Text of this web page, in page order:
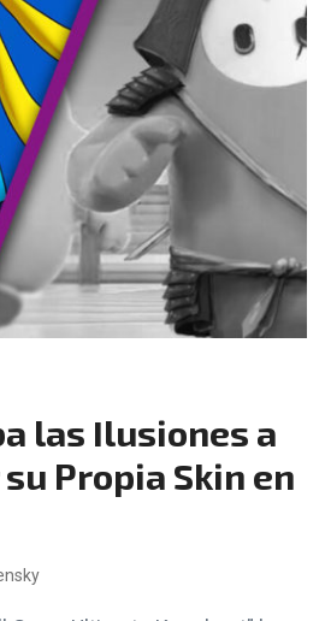
las Ilusiones a
su Propia Skin en